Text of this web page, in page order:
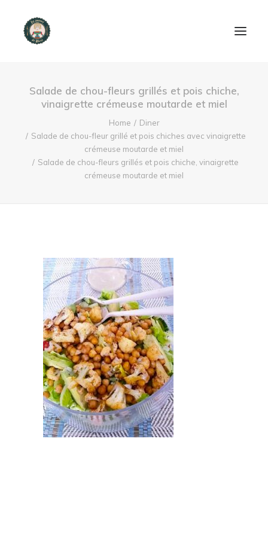
ACCUEIL
PRODUITS ET SERVICES
NOUS CONTACTER
RECETTES
Salade de chou-fleurs grillés et pois chiche,
vinaigrette crémeuse moutarde et miel
Home
Diner
Salade de chou-fleur grillé et pois chiches avec vinaigrette
crémeuse moutarde et miel
Salade de chou-fleurs grillés et pois chiche, vinaigrette
crémeuse moutarde et miel